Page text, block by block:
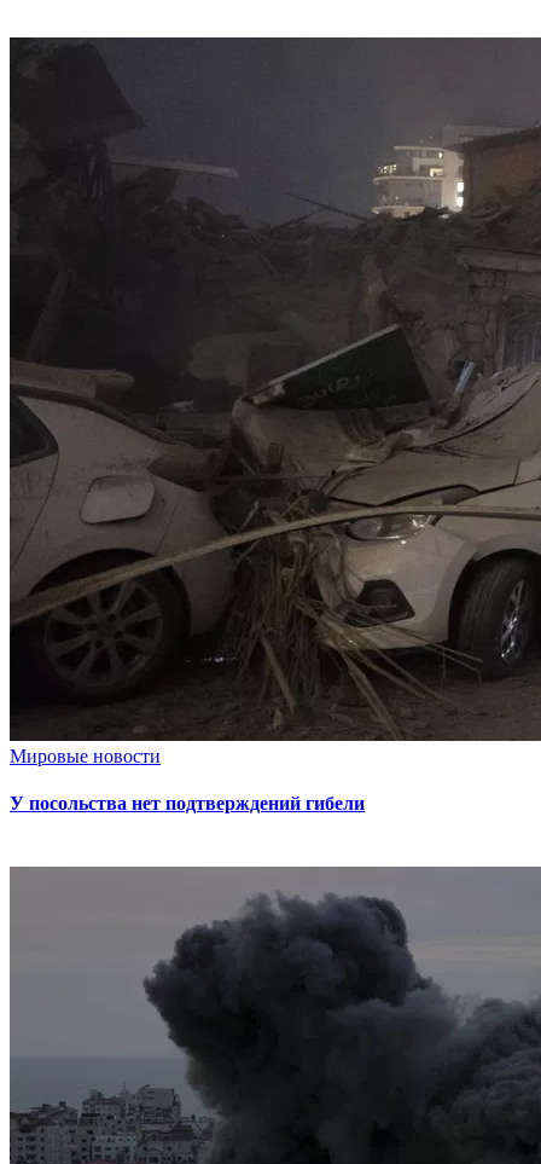
Мировые новости
У посольства нет подтверждений гибели